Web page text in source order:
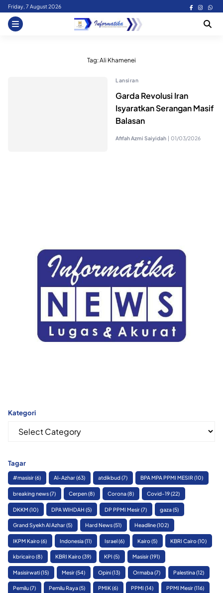
Skip
content
Friday, 7 August 2026
Tag:Ali Khamenei
Lansiran
Garda Revolusi Iran
Isyaratkan Serangan Masif
Balasan
Afifah Azmi Saiyidah | 01/03/2026
Kategori
Kategori
Tagar
#masisir(6) Al-Azhar(63) atdikbud(7) BPA MPA PPMI MESIR(10)
breaking news(7) Cerpen(8) Corona(8) Covid-19(22)
DKKM (10) DPA WIHDAH (5) DP PPMI Mesir(7) gaza(5)
Grand Syekh Al Azhar(5) Hard News(51) Headline(102)
IKPM Kairo(6) Indonesia(11) Israel(6) Kairo(5) KBRI Cairo(10)
kbricairo(8) KBRI Kairo(39) KPI (5) Masisir(191)
Masisirwati(15) Mesir(54) Opini(13) Ormaba(7) Palestina(12)
Pemilu(7) Pemilu Raya(5) PMIK(6) PPMI (14) PPMI Mesir(116)